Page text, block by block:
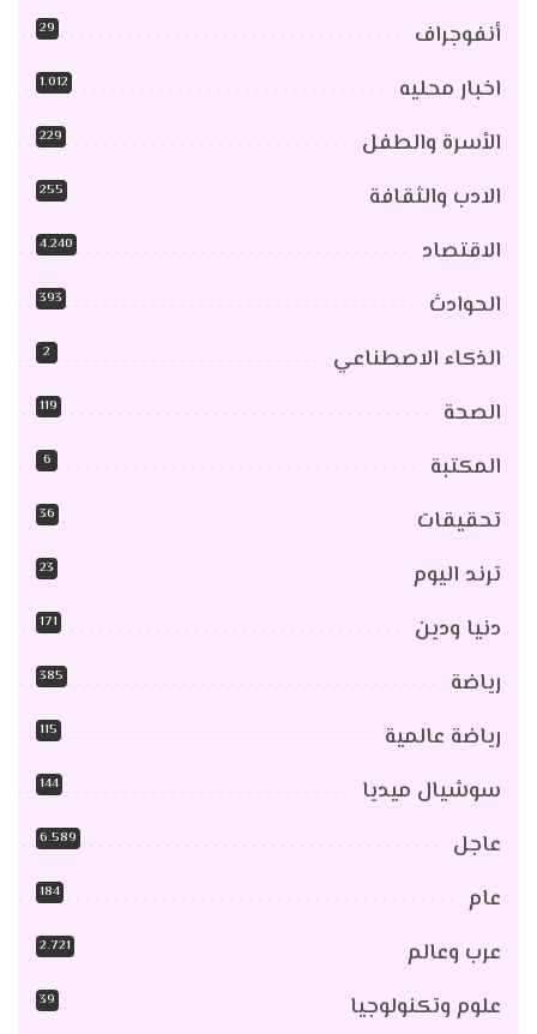
أنفوجراف 29
اخبار محليه 1٬012
الأسرة والطفل 229
الادب والثقافة 255
الاقتصاد 4٬240
الحوادث 393
الذكاء الاصطناعي 2
الصحة 119
المكتبة 6
تحقيقات 36
ترند اليوم 23
دنيا ودين 171
رياضة 385
رياضة عالمية 115
سوشيال ميديا 144
عاجل 6٬589
عام 184
عرب وعالم 2٬721
علوم وتكنولوجيا 39